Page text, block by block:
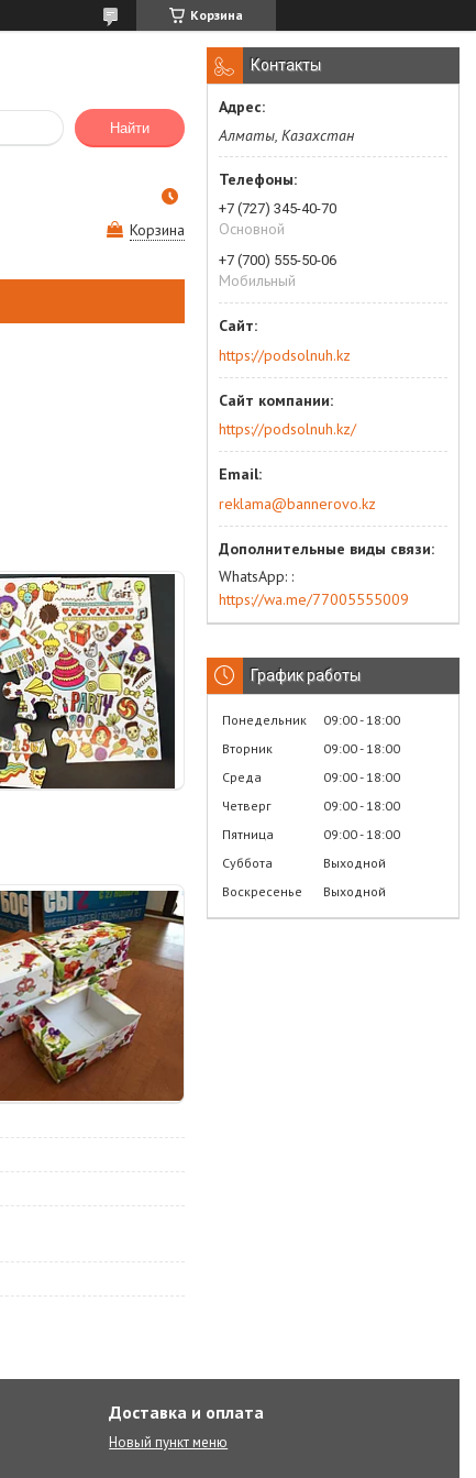
Корзина
Найти
Корзина
Контакты
Алматы, Казахстан
+7 (727) 345-40-70
Основной
+7 (700) 555-50-06
Мобильный
https://podsolnuh.kz
https://podsolnuh.kz/
reklama@bannerovo.kz
WhatsApp:
https://wa.me/77005555009
График работы
Понедельник 09:00 18:00
Вторник
09:00 18:00
Среда
09:00 18:00
Четверг
09:00 18:00
Пятница
09:00 18:00
Суббота
Выходной
Воскресенье
Выходной
Доставка и оплата
Новый пункт меню